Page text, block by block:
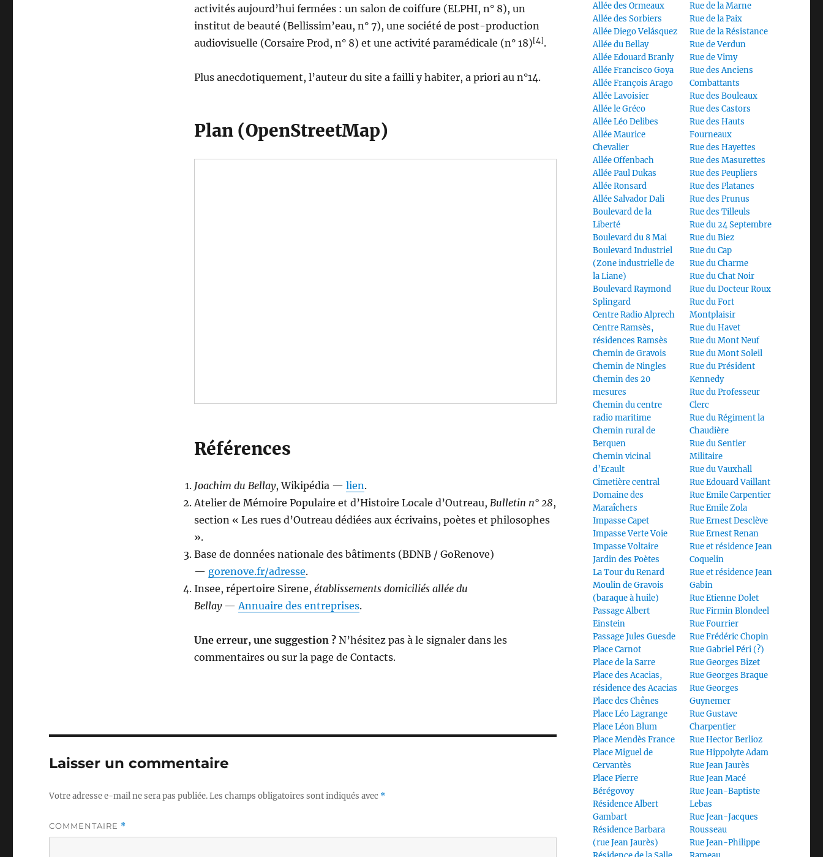
activités aujourd’hui fermées : un salon de coiffure (ELPHI, n° 8), un
institut de beauté (Bellissim’eau, n° 7), une société de post-production
audiovisuelle (Corsaire Prod, n° 8) et une activité paramédicale (n° 18)[4].
Plus anecdotiquement, l’auteur du site a failli y habiter, a priori au n°14.
Plan (OpenStreetMap)
Références
Joachim du Bellay, Wikipédia — lien.
Atelier de Mémoire Populaire et d’Histoire Locale d’Outreau, Bulletin n° 28,
section « Les rues d’Outreau dédiées aux écrivains, poètes et philosophes
».
Base de données nationale des bâtiments (BDNB / GoRenove)
— gorenove.fr/adresse.
Insee, répertoire Sirene, établissements domiciliés allée du
Bellay— Annuaire des entreprises.
Une erreur, une suggestion ?N’hésitez pas à le signaler dans les
commentaires ou sur la page de Contacts.
Laisser un commentaire
Votre adresse e-mail ne sera pas publiée.Les champs obligatoires sont indiqués avec *
COMMENTAIRE *
Allée des Ormeaux
Allée des Sorbiers
Allée Diego Velásquez
Allée du Bellay
Allée Edouard Branly
Allée Francisco Goya
Allée François Arago
Allée Lavoisier
Allée le Gréco
Allée Léo Delibes
Allée Maurice
Chevalier
Allée Offenbach
Allée Paul Dukas
Allée Ronsard
Allée Salvador Dali
Boulevard de la
Liberté
Boulevard du 8 Mai
Boulevard Industriel
(Zone industrielle de
la Liane)
Boulevard Raymond
Splingard
Centre Radio Alprech
Centre Ramsès,
résidences Ramsès
Chemin de Gravois
Chemin de Ningles
Chemin des 20
mesures
Chemin du centre
radio maritime
Chemin rural de
Berquen
Chemin vicinal
d’Ecault
Cimetière central
Domaine des
Maraîchers
Impasse Capet
Impasse Verte Voie
Impasse Voltaire
Jardin des Poètes
La Tour du Renard
Moulin de Gravois
(baraque à huile)
Passage Albert
Einstein
Passage Jules Guesde
Place Carnot
Place de la Sarre
Place des Acacias,
résidence des Acacias
Place des Chênes
Place Léo Lagrange
Place Léon Blum
Place Mendès France
Place Miguel de
Cervantès
Place Pierre
Bérégovoy
Résidence Albert
Gambart
Résidence Barbara
(rue Jean Jaurès)
Rue de la Marne
Rue de la Paix
Rue de la Résistance
Rue de Verdun
Rue de Vimy
Rue des Anciens
Combattants
Rue des Bouleaux
Rue des Castors
Rue des Hauts
Fourneaux
Rue des Hayettes
Rue des Masurettes
Rue des Peupliers
Rue des Platanes
Rue des Prunus
Rue des Tilleuls
Rue du 24 Septembre
Rue du Biez
Rue du Cap
Rue du Charme
Rue du Chat Noir
Rue du Docteur Roux
Rue du Fort
Montplaisir
Rue du Havet
Rue du Mont Neuf
Rue du Mont Soleil
Rue du Président
Kennedy
Rue du Professeur
Clerc
Rue du Régiment la
Chaudière
Rue du Sentier
Militaire
Rue du Vauxhall
Rue Edouard Vaillant
Rue Emile Carpentier
Rue Emile Zola
Rue Ernest Desclève
Rue Ernest Renan
Rue et résidence Jean
Coquelin
Rue et résidence Jean
Gabin
Rue Etienne Dolet
Rue Firmin Blondeel
Rue Fourrier
Rue Frédéric Chopin
Rue Gabriel Péri (?)
Rue Georges Bizet
Rue Georges Braque
Rue Georges
Guynemer
Rue Gustave
Charpentier
Rue Hector Berlioz
Rue Hippolyte Adam
Rue Jean Jaurès
Rue Jean Macé
Rue Jean-Baptiste
Lebas
Rue Jean-Jacques
Rousseau
Rue Jean-Philippe